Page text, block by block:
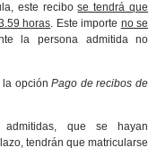
este recibose tendrá que
horas. Este importe no se
la persona admitida no
la opciónPago de recibos de
que se hayan
tendrán que matricularse